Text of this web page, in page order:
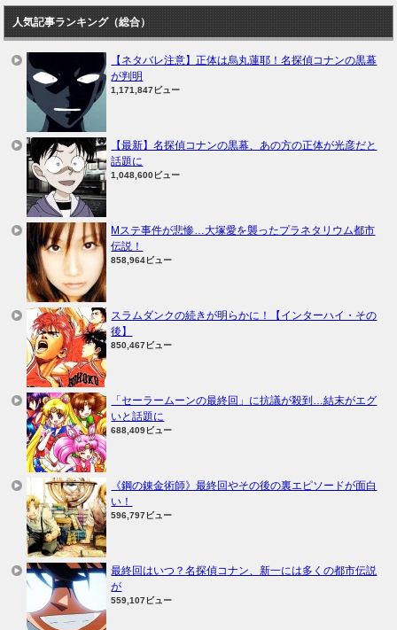
人気記事ランキング（総合）
【ネタバレ注意】正体は烏丸蓮耶！名探偵コナンの黒幕
が判明
1,171,847ビュー
【最新】名探偵コナンの黒幕、あの方の正体が光彦だと
話題に
1,048,600ビュー
Mステ事件が悲惨…大塚愛を襲ったプラネタリウム都市
伝説！
858,964ビュー
スラムダンクの続きが明らかに！【インターハイ・その
後】
850,467ビュー
「セーラームーンの最終回」に抗議が殺到…結末がエグ
いと話題に
688,409ビュー
《鋼の錬金術師》最終回やその後の裏エピソードが面白
い！
596,797ビュー
最終回はいつ？名探偵コナン、新一には多くの都市伝説
が
559,107ビュー